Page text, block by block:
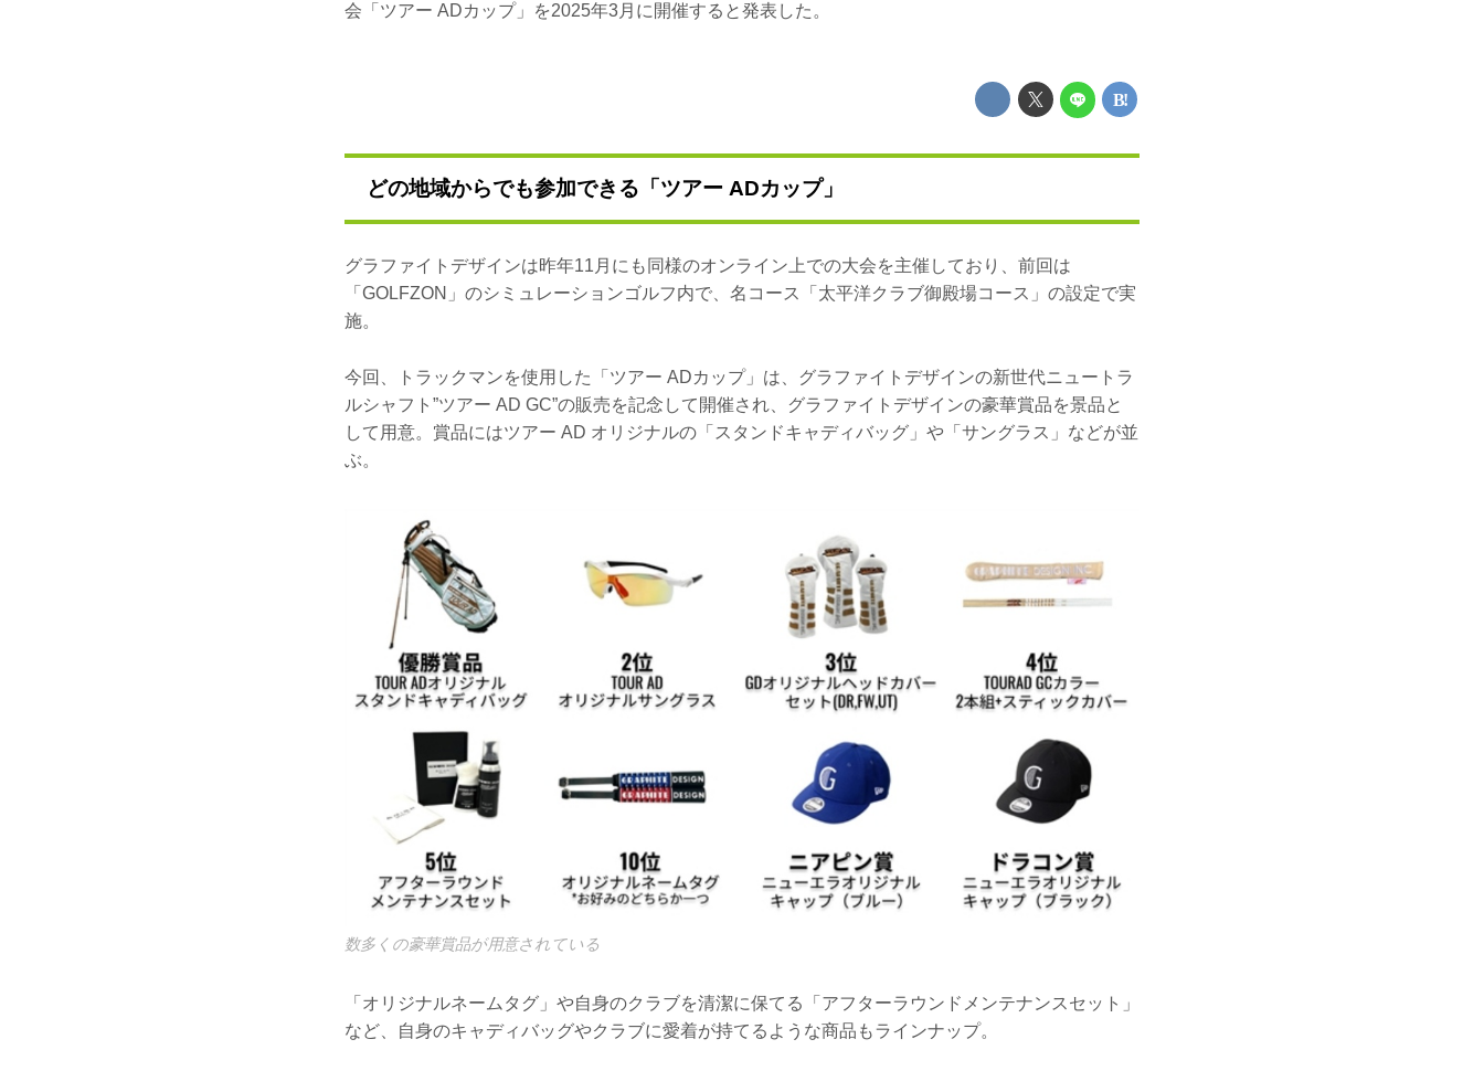
会「ツアー ADカップ」を2025年3月に開催すると発表した。
どの地域からでも参加できる「ツアー ADカップ」
グラファイトデザインは昨年11月にも同様のオンライン上での大会を主催しており、前回は
「GOLFZON」のシミュレーションゴルフ内で、名コース「太平洋クラブ御殿場コース」の設定で実
施。
今回、トラックマンを使用した「ツアー ADカップ」は、グラファイトデザインの新世代ニュートラ
ルシャフト”ツアー AD GC”の販売を記念して開催され、グラファイトデザインの豪華賞品を景品と
して用意。賞品にはツアー AD オリジナルの「スタンドキャディバッグ」や「サングラス」などが並
ぶ。
数多くの豪華賞品が用意されている
「オリジナルネームタグ」や自身のクラブを清潔に保てる「アフターラウンドメンテナンスセット」
など、自身のキャディバッグやクラブに愛着が持てるような商品もラインナップ。